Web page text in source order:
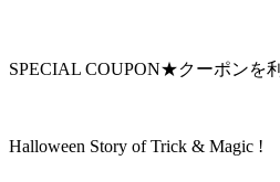
SPECIAL COUPON★クーポンを
Halloween Story of Trick & Magic !